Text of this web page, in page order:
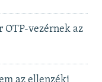
OTP-vezérnek az